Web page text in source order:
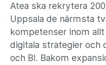
Atea ska rekrytera
Uppsala de närmsta
kompetenser inom
digitala strategier och
och BI. Bakom